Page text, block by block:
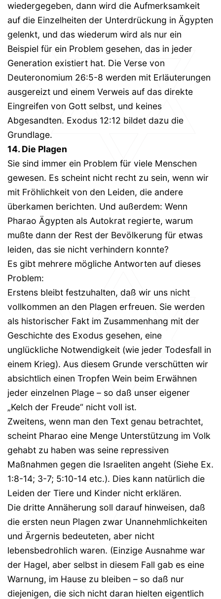
wiedergegeben, dann wird die Aufmerksamkeit
auf die Einzelheiten der Unterdrückung in Ägypten
gelenkt, und das wiederum wird als nur ein
Beispiel für ein Problem gesehen, das in jeder
Generation existiert hat. Die Verse von
Deuteronomium 26:5-8 werden mit Erläuterungen
ausgereizt und einem Verweis auf das direkte
Eingreifen von Gott selbst, und keines
Abgesandten. Exodus 12:12 bildet dazu die
Grundlage.
14. Die Plagen
Sie sind immer ein Problem für viele Menschen
gewesen. Es scheint nicht recht zu sein, wenn wir
mit Fröhlichkeit von den Leiden, die andere
überkamen berichten. Und außerdem: Wenn
Pharao Ägypten als Autokrat regierte, warum
mußte dann der Rest der Bevölkerung für etwas
leiden, das sie nicht verhindern konnte?
Es gibt mehrere mögliche Antworten auf dieses
Problem:
Erstens bleibt festzuhalten, daß wir uns nicht
vollkommen an den Plagen erfreuen. Sie werden
als historischer Fakt im Zusammenhang mit der
Geschichte des Exodus gesehen, eine
unglückliche Notwendigkeit (wie jeder Todesfall in
einem Krieg). Aus diesem Grunde verschütten wir
absichtlich einen Tropfen Wein beim Erwähnen
jeder einzelnen Plage – so daß unser eigener
„Kelch der Freude“ nicht voll ist.
Zweitens, wenn man den Text genau betrachtet,
scheint Pharao eine Menge Unterstützung im Volk
gehabt zu haben was seine repressiven
Maßnahmen gegen die Israeliten angeht (Siehe Ex.
1:8-14; 3-7; 5:10-14 etc.). Dies kann natürlich die
Leiden der Tiere und Kinder nicht erklären.
Die dritte Annäherung soll darauf hinweisen, daß
die ersten neun Plagen zwar Unannehmlichkeiten
und Ärgernis bedeuteten, aber nicht
lebensbedrohlich waren. (Einzige Ausnahme war
der Hagel, aber selbst in diesem Fall gab es eine
Warnung, im Hause zu bleiben – so daß nur
diejenigen, die sich nicht daran hielten eigentlich